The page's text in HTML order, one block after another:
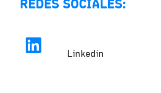
REDES SOCIALES:
Linkedin